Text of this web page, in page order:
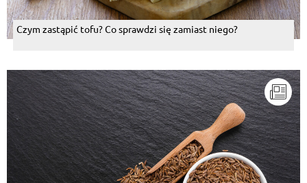
Czym zastąpić tofu? Co sprawdzi się zamiast niego?